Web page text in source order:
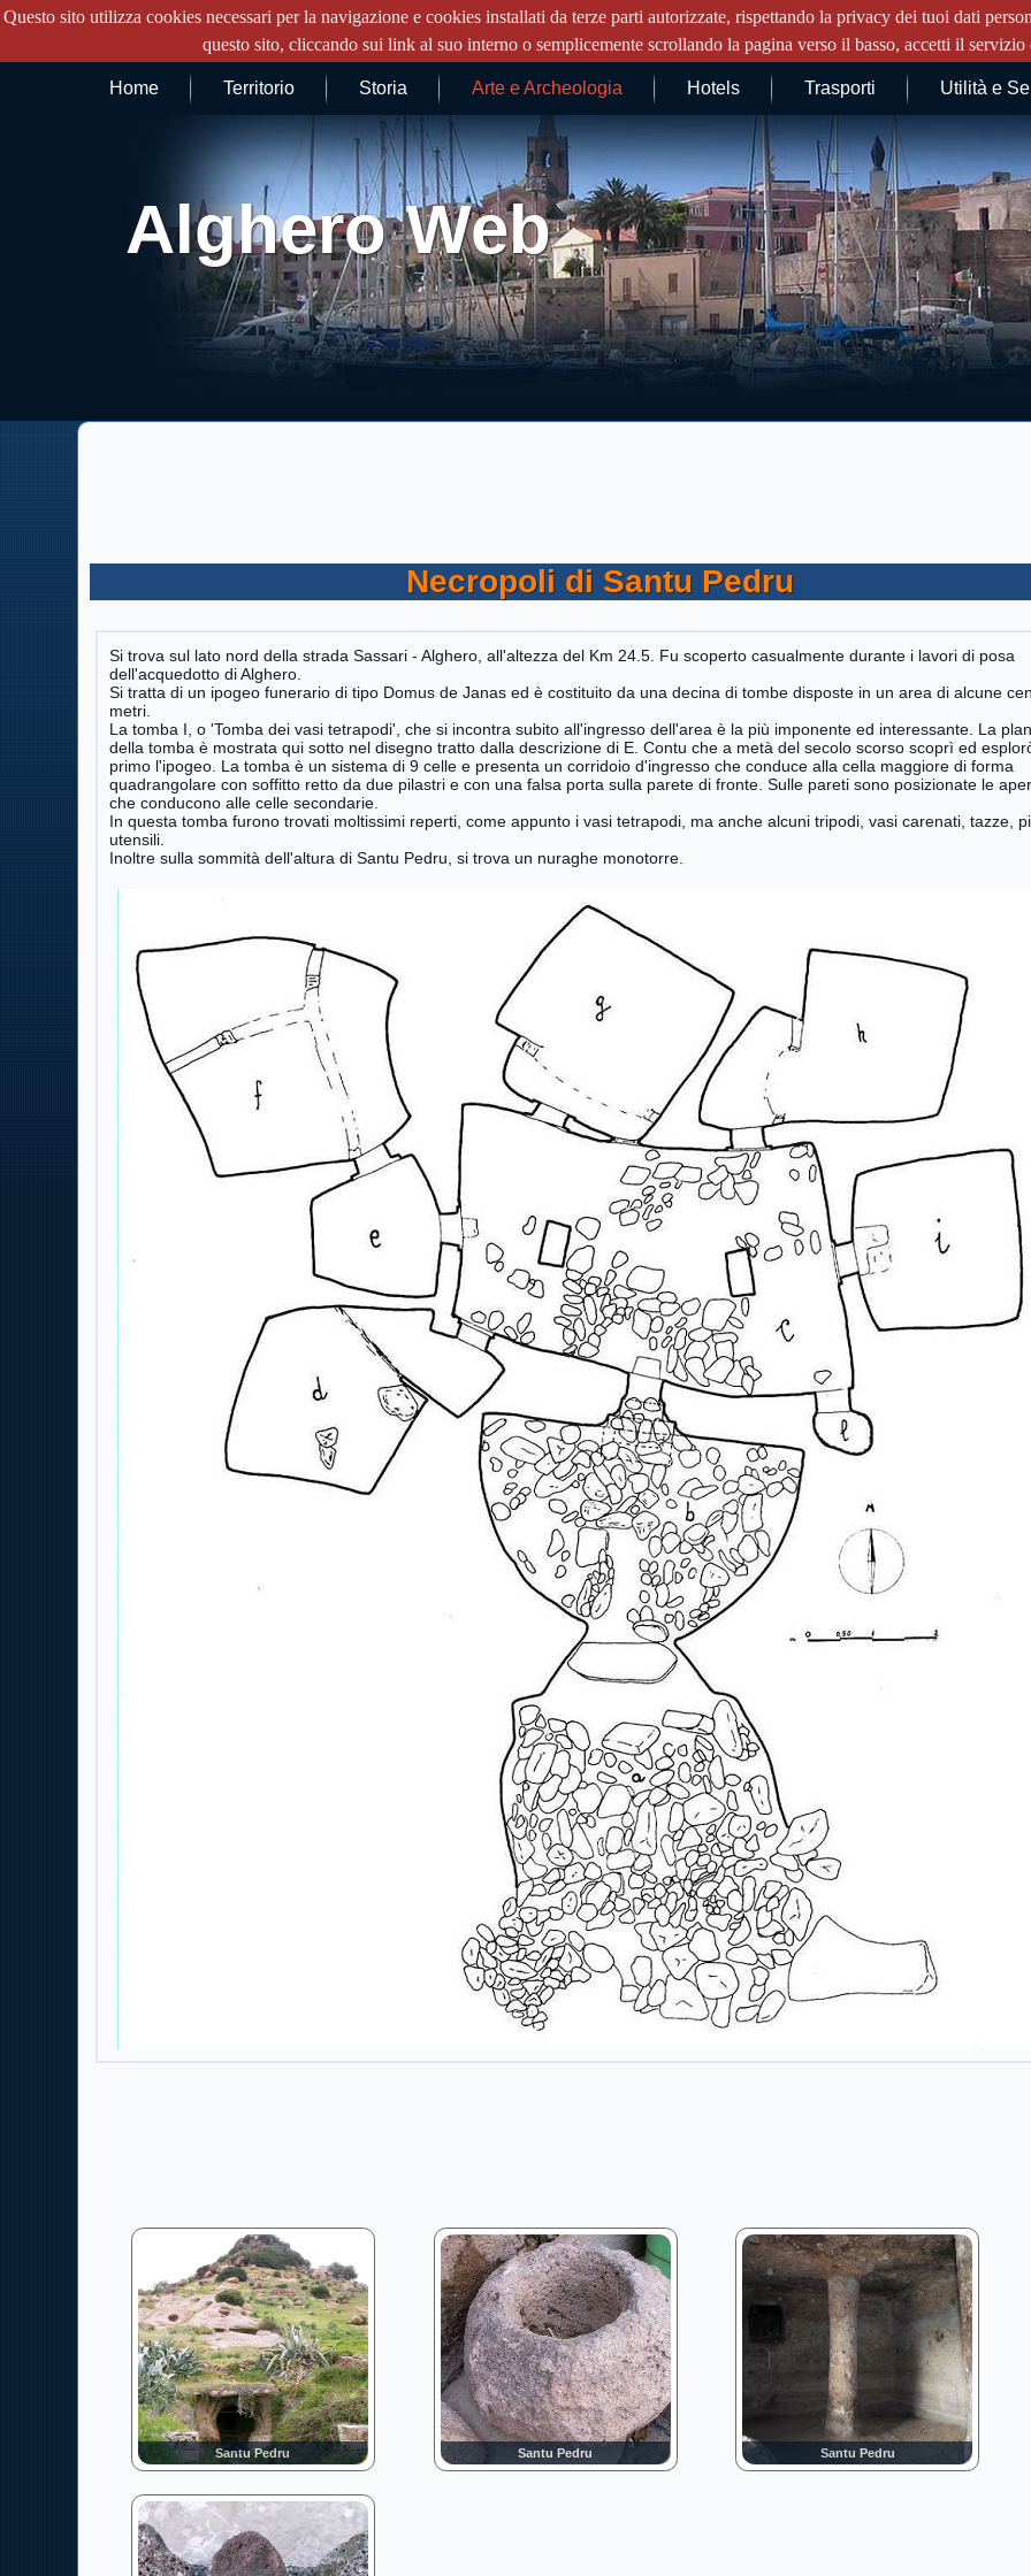
Questo sito utilizza cookies necessari per la navigazione e cookies installati da terze parti autorizzate, rispettando la privacy dei tuoi dati
questo sito, cliccando sui link al suo interno o semplicemente scrollando la pagina verso il basso, accetti il servizio
Home Territorio Storia Arte e Archeologia Hotels Trasporti Utilità e
Alghero Web
Necropoli di Santu Pedru
Si trova sul lato nord della strada Sassari - Alghero, all'altezza del Km 24.5. Fu scoperto casualmente durante i lavori di posa
dell'acquedotto di Alghero.
Si tratta di un ipogeo funerario di tipo Domus de Janas ed è costituito da una decina di tombe disposte in un area di alcune
metri.
La tomba I, o 'Tomba dei vasi tetrapodi', che si incontra subito all'ingresso dell'area è la più imponente ed interessante. La
della tomba è mostrata qui sotto nel disegno tratto dalla descrizione di E. Contu che a metà del secolo scorso scoprì ed
primo l'ipogeo. La tomba è un sistema di 9 celle e presenta un corridoio d'ingresso che conduce alla cella maggiore di forma
quadrangolare con soffitto retto da due pilastri e con una falsa porta sulla parete di fronte. Sulle pareti sono posizionate le
che conducono alle celle secondarie.
In questa tomba furono trovati moltissimi reperti, come appunto i vasi tetrapodi, ma anche alcuni tripodi, vasi carenati, tazze,
utensili.
Inoltre sulla sommità dell'altura di Santu Pedru, si trova un nuraghe monotorre.
Santu Pedru Santu Pedru Santu Pedru